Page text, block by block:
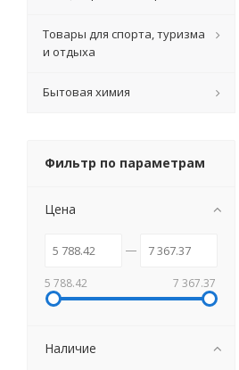
Товары для спорта, туризма
и отдыха
Бытовая химия
Фильтр по параметрам
Цена
5 788.42 7 367.37
Наличие